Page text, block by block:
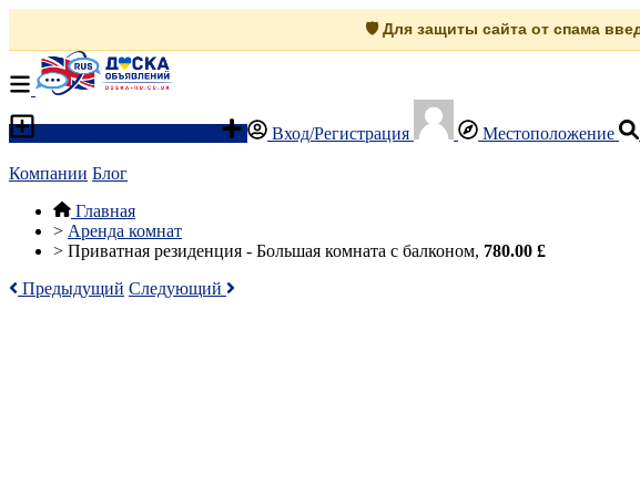
🛡️ Для защиты сайта от спама
Вход/Регистрация Местоположение
Компании Блог
Главная
> Аренда комнат
> Приватная резиденция - Большая комната с балконом, 780.00 £
Предыдущий Следующий